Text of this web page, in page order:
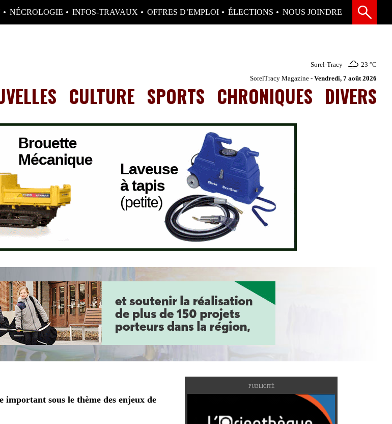
NÉCROLOGIE INFOS-TRAVAUX OFFRES D’EMPLOI ÉLECTIONS NOUS JOINDRE
Sorel-Tracy 23 °C
SorelTracy Magazine - Vendredi, 7 août 2026
CULTURE SPORTS CHRONIQUES DIVERS
important sous le thème des enjeux de
PUBLICITÉ